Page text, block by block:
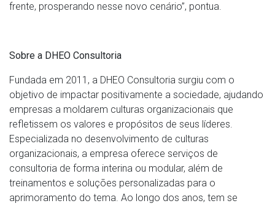
frente, prosperando nesse novo cenário”, pontua.
Sobre a DHEO Consultoria
Fundada em 2011, a DHEO Consultoria surgiu com o
objetivo de impactar positivamente a sociedade, ajudando
empresas a moldarem culturas organizacionais que
refletissem os valores e propósitos de seus líderes.
Especializada no desenvolvimento de culturas
organizacionais, a empresa oferece serviços de
consultoria de forma interina ou modular, além de
treinamentos e soluções personalizadas para o
aprimoramento do tema. Ao longo dos anos, tem se